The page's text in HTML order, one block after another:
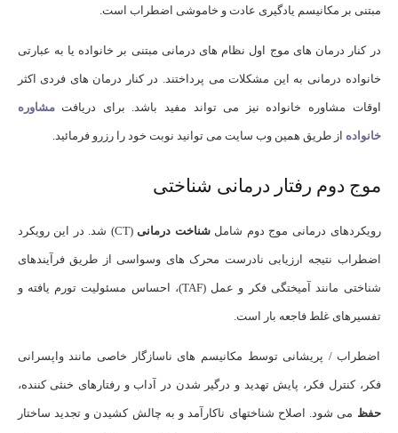
مبتنی بر مکانیسم یادگیری عادت و خاموشی اضطراب است.
در کنار درمان های موج اول نظام های درمانی مبتنی بر خانواده یا به عبارتی
خانواده درمانی به این مشکلات می پرداختند. در کنار درمان های فردی اکثر
اوقات مشاوره خانواده نیز می تواند مفید باشد. برای دریافتمشاوره
خانواده از طریق همین وب سایت می توانید نوبت خود را رزرو فرمائید.
موج دوم رفتار درمانی شناختی
رویکردهای درمانی موج دوم شاملشناخت درمانی (CT) شد. در این رویکرد
اضطراب نتیجه ارزیابی نادرست محرک های وسواسی از طریق فرآیندهای
شناختی مانند آمیختگی فکر و عمل (TAF)، احساس مسئولیت تورم یافته و
تفسیرهای غلط فاجعه بار است.
اضطراب / پریشانی توسط مکانیسم های ناسازگار خاصی مانند واپسرانی
فکر، کنترل فکر، پایش تهدید و درگیر شدن در آداب و رفتارهای خنثی کننده،
حفظ می شود. اصلاح شناختهای ناکارآمد و به چالش کشیدن و تجدید ساختار